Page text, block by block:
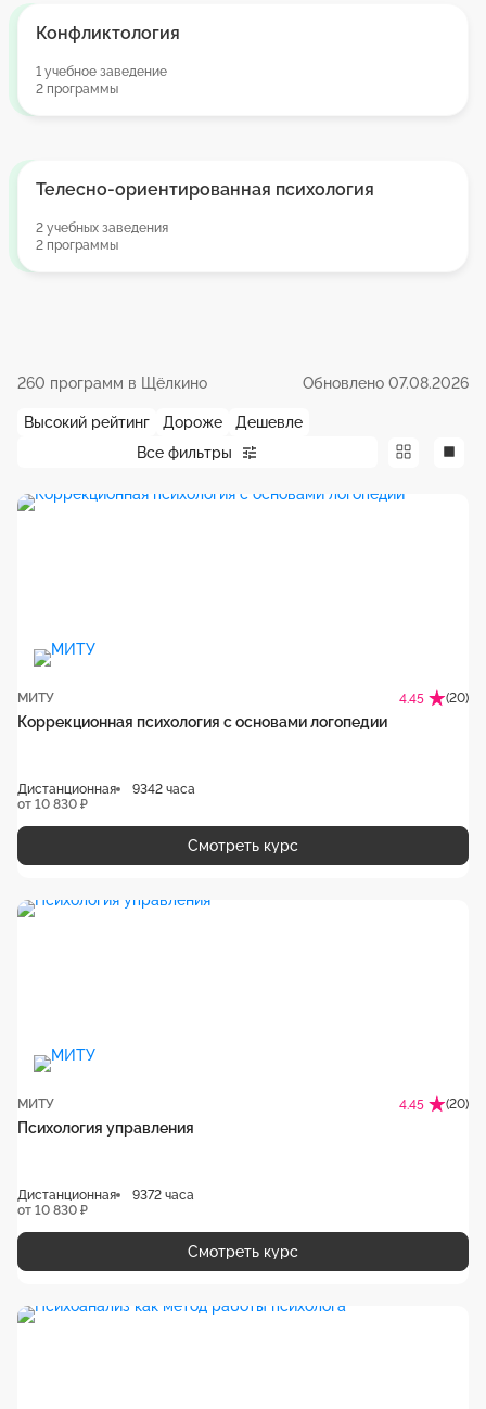
Конфликтология
1 учебное заведение
2 программы
Телесно-ориентированная психология
2 учебных заведения
2 программы
260 программ в Щёлкино Обновлено 07.08.2026
Все фильтры
Высокий рейтинг Дороже Дешевле
МИТУ 4.45 (20)
Коррекционная психология с основами логопедии
Дистанционная
9342 часа
от 10 830 ₽
Смотреть курс
МИТУ 4.45 (20)
Психология управления
Дистанционная
9372 часа
от 10 830 ₽
Смотреть курс